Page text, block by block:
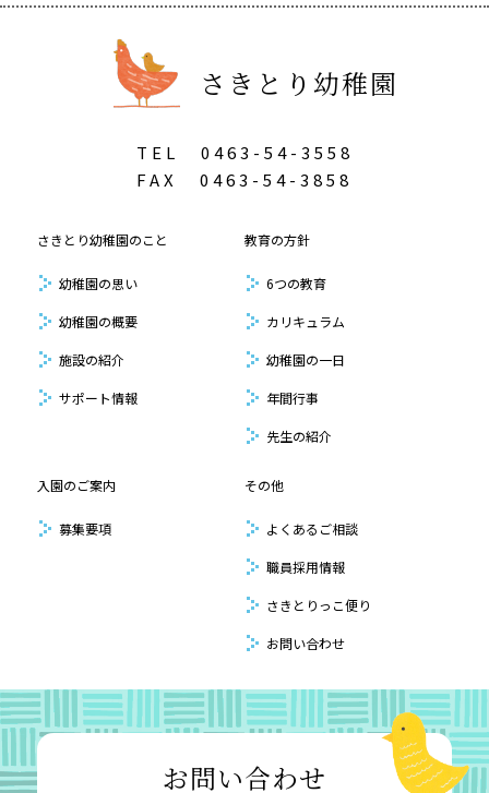
さきとり幼稚園
TEL
0463-54-3558
FAX
0463-54-3858
さきとり幼稚園のこと
幼稚園の思い
幼稚園の概要
施設の紹介
サポート情報
教育の方針
6つの教育
カリキュラム
幼稚園の一日
年間行事
先生の紹介
入園のご案内
募集要項
その他
よくあるご相談
職員採用情報
さきとりっこ便り
お問い合わせ
お問い合わせ